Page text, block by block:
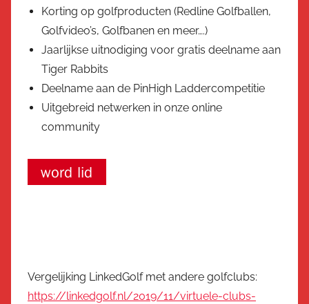
Korting op golfproducten (Redline Golfballen,
Golfvideo’s, Golfbanen en meer….)
Jaarlijkse uitnodiging voor gratis deelname aan
Tiger Rabbits
Deelname aan de PinHigh Laddercompetitie
Uitgebreid netwerken in onze online
community
Vergelijking LinkedGolf met andere golfclubs:
https://linkedgolf.nl/2019/11/virtuele-clubs-